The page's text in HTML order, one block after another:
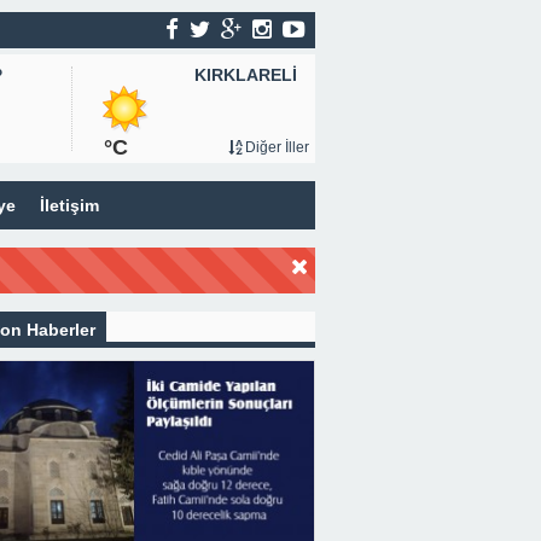
KIRKLARELİ
°C Diğer İller
İletişim
Haberler